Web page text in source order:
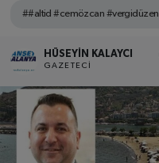
##altid #cemözcan
HÜSEYIN KALAYCI
GAZETECI